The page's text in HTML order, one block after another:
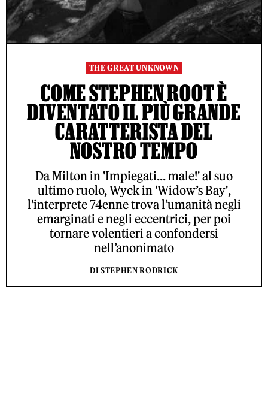
THE GREAT UNKNOWN
COME STEPHEN ROOT È
DIVENTATO IL PIÙ GRANDE
CARATTERISTA DEL
NOSTRO TEMPO
Da Milton in 'Impiegati... male!' al suo
ultimo ruolo, Wyck in 'Widow’s Bay',
l'interprete 74enne trova l’umanità negli
emarginati e negli eccentrici, per poi
tornare volentieri a confondersi
nell’anonimato
DI STEPHEN RODRICK